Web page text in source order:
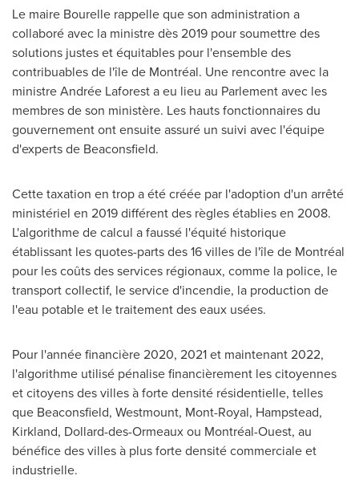
Le maire Bourelle rappelle que son administration a
collaboré avec la ministre dès 2019 pour soumettre des
solutions justes et équitables pour l'ensemble des
contribuables de l'île de Montréal. Une rencontre avec la
ministre Andrée Laforest a eu lieu au Parlement avec les
membres de son ministère. Les hauts fonctionnaires du
gouvernement ont ensuite assuré un suivi avec l'équipe
d'experts de Beaconsfield.
Cette taxation en trop a été créée par l'adoption d'un arrêté
ministériel en 2019 différent des règles établies en 2008.
L'algorithme de calcul a faussé l'équité historique
établissant les quotes-parts des 16 villes de l'île de Montréal
pour les coûts des services régionaux, comme la police, le
transport collectif, le service d'incendie, la production de
l'eau potable et le traitement des eaux usées.
Pour l'année financière 2020, 2021 et maintenant 2022,
l'algorithme utilisé pénalise financièrement les citoyennes
et citoyens des villes à forte densité résidentielle, telles
que Beaconsfield, Westmount, Mont-Royal, Hampstead,
Kirkland, Dollard-des-Ormeauxou Montréal-Ouest, au
bénéfice des villes à plus forte densité commerciale et
industrielle.